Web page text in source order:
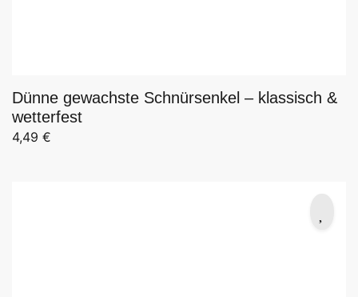
Dünne gewachste Schnürsenkel – klassisch &
wetterfest
4,49 €